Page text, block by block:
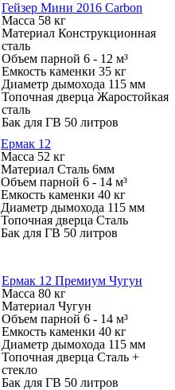
Гейзер Мини 2016 Carbon
Масса 58 кг
Материал Конструкционная
сталь
Объем парной 6 - 12 м³
Емкость каменки 35 кг
Диаметр дымохода 115 мм
Топочная дверца Жаростойкая
сталь
Бак для ГВ 50 литров
Ермак 12
Масса 52 кг
Материал Сталь 6мм
Объем парной 6 - 14 м³
Емкость каменки 40 кг
Диаметр дымохода 115 мм
Топочная дверца Сталь
Бак для ГВ 50 литров
Ермак 12 Премиум Чугун
Масса 80 кг
Материал Чугун
Объем парной 6 - 14 м³
Емкость каменки 40 кг
Диаметр дымохода 115 мм
Топочная дверца Сталь +
стекло
Бак для ГВ 50 литров